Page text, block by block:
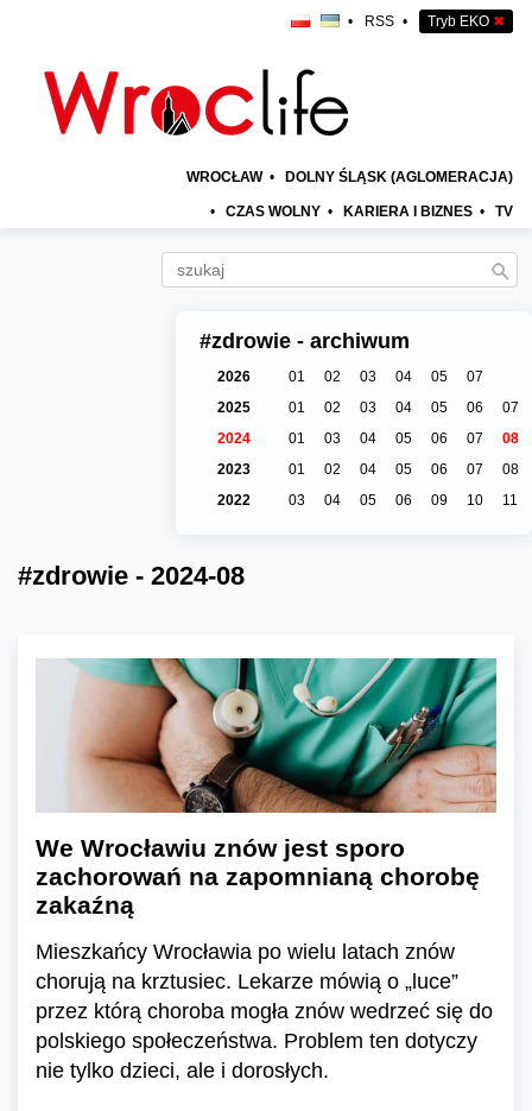
• RSS • Tryb EKO ✖
WROCŁAW • DOLNY ŚLĄSK (AGLOMERACJA)
• CZAS WOLNY • KARIERA I BIZNES • TV
#zdrowie - archiwum
2026 01 02 03 04 05
07
2025
01 02 03 04 05 06
07
2024
01 03 04 05 06 07
08
2023
01 02 04 05 06 07
08
2022
03 04 05 06 09 10 11
#zdrowie - 2024-08
We Wrocławiu znów jest sporo
zachorowań na zapomnianą chorobę
zakaźną
Mieszkańcy Wrocławia po wielu latach znów
chorują na krztusiec. Lekarze mówią o „luce”
przez którą choroba mogła znów wedrzeć się do
polskiego społeczeństwa. Problem ten dotyczy
nie tylko dzieci, ale i dorosłych.